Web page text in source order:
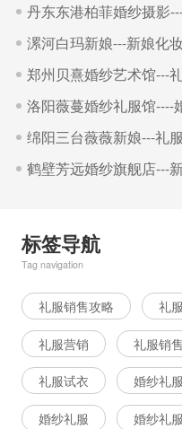
丹东东港柏菲婚纱摄影
漯河白玛新娘---新娘化
郑州贝熹婚纱艺术馆---
绵阳三台薇薇新娘---礼
鹤壁芳远婚纱旗舰店---
标签导航
Tag navigation
礼服销售攻略 礼
礼服营销 礼服销售
礼服试衣 婚纱礼
婚纱礼服 婚纱礼